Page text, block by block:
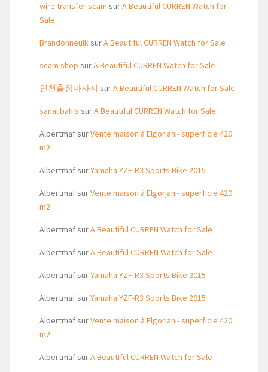
wire transfer scam surA Beautiful CURREN Watch for
Sale
BrandonneulksurA Beautiful CURREN Watch for Sale
scam shop surA Beautiful CURREN Watch for Sale
인천출장마사지 surA Beautiful CURREN Watch for Sale
sanal bahis surA Beautiful CURREN Watch for Sale
AlbertmafsurVente maison à Elgorjani- superficie 420
m2
AlbertmafsurYamaha YZF-R3 Sports Bike 2015
AlbertmafsurVente maison à Elgorjani- superficie 420
m2
AlbertmafsurA Beautiful CURREN Watch for Sale
AlbertmafsurA Beautiful CURREN Watch for Sale
AlbertmafsurYamaha YZF-R3 Sports Bike 2015
AlbertmafsurYamaha YZF-R3 Sports Bike 2015
AlbertmafsurVente maison à Elgorjani- superficie 420
m2
AlbertmafsurA Beautiful CURREN Watch for Sale